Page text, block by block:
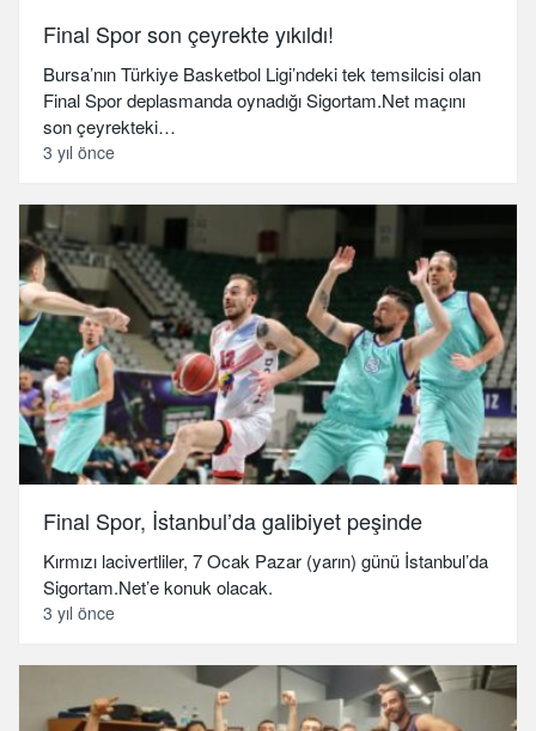
Final Spor son çeyrekte yıkıldı!
Bursa’nın Türkiye Basketbol Ligi’ndeki tek temsilcisi olan
Final Spor deplasmanda oynadığı Sigortam.Net maçını
son çeyrekteki…
3 yıl önce
Final Spor, İstanbul’da galibiyet peşinde
Kırmızı lacivertliler, 7 Ocak Pazar (yarın) günü İstanbul’da
Sigortam.Net’e konuk olacak.
3 yıl önce